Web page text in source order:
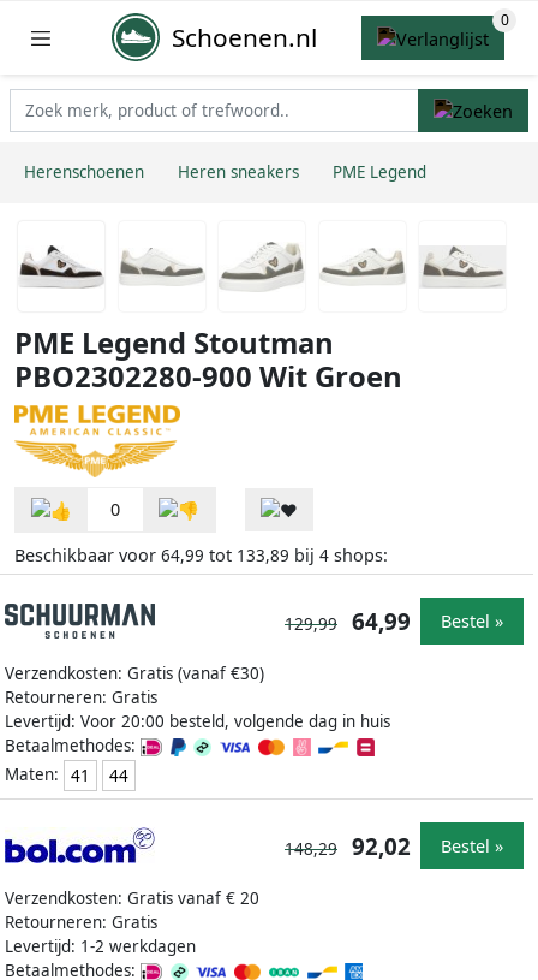
Schoenen.nl
Herenschoenen Heren sneakers PME Legend
PME Legend Stoutman
PBO2302280-900 Wit Groen
0
Beschikbaar voor 64,99 tot 133,89 bij 4 shops:
Verzendkosten: Gratis (vanaf €30)
Retourneren: Gratis
Levertijd: Voor 20:00 besteld, volgende dag in huis
Betaalmethodes:
Maten:
41 44
129,99 64,99 Bestel »
Verzendkosten: Gratis vanaf € 20
Retourneren: Gratis
Levertijd: 1-2 werkdagen
Betaalmethodes:
148,29 92,02 Bestel »